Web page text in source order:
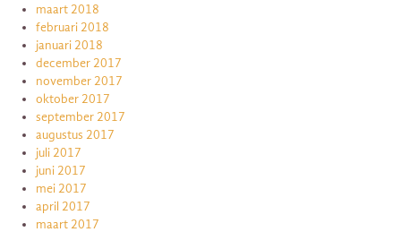
maart 2018
februari 2018
januari 2018
december 2017
november 2017
oktober 2017
september 2017
augustus 2017
juli 2017
juni 2017
mei 2017
april 2017
maart 2017